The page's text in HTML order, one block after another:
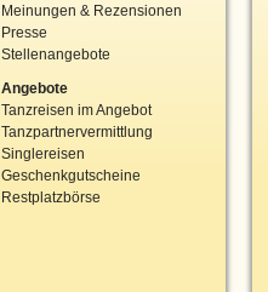
Meinungen & Rezensionen
Presse
Stellenangebote
Angebote
Tanzreisen im Angebot
Tanzpartnervermittlung
Singlereisen
Geschenkgutscheine
Restplatzbörse